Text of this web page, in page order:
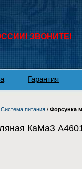
ЗВОНИТЕ!
Гарантия
Система питания / Форсунка
КаМаЗ